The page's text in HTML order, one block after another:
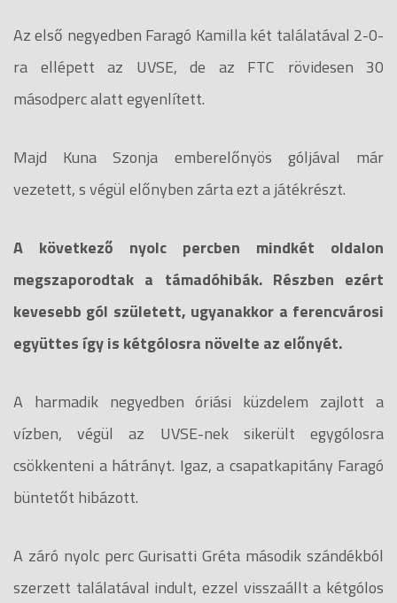
Az első negyedben Faragó Kamilla két találatával 2-0-
ra ellépett az UVSE, de az FTC rövidesen 30
másodperc alatt egyenlített.
Majd Kuna Szonja emberelőnyös góljával már
vezetett, s végül előnyben zárta ezt a játékrészt.
A következő nyolc percben mindkét oldalon
megszaporodtak a támadóhibák. Részben ezért
kevesebb gól született, ugyanakkor a ferencvárosi
együttes így is kétgólosra növelte az előnyét.
A harmadik negyedben óriási küzdelem zajlott a
vízben, végül az UVSE-nek sikerült egygólosra
csökkenteni a hátrányt. Igaz, a csapatkapitány Faragó
büntetőt hibázott.
A záró nyolc perc Gurisatti Gréta második szándékból
szerzett találatával indult, ezzel visszaállt a kétgólos